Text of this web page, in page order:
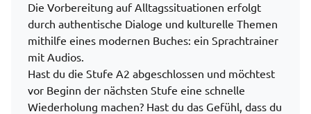
Die Vorbereitung auf Alltagssituationen erfolgt
durch authentische Dialoge und kulturelle Themen
mithilfe eines modernen Buches: ein Sprachtrainer
mit Audios.
Hast du die Stufe A2 abgeschlossen und möchtest
vor Beginn der nächsten Stufe eine schnelle
Wiederholung machen? Hast du das Gefühl, dass du